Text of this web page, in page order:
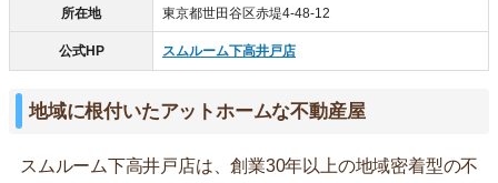
所在地 東京都世田谷区赤堤4-48-12
公式HP スムルーム下高井戸店
地域に根付いたアットホームな不動産屋
スムルーム下高井戸店は、創業30年以上の地域密着型の不